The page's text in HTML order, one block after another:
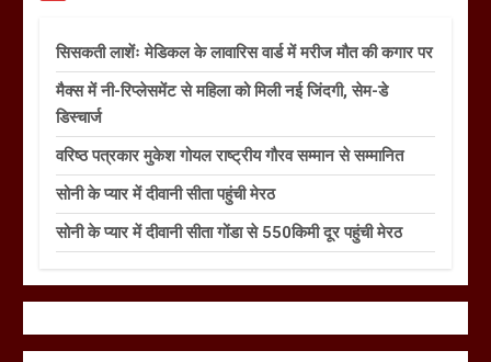
सिसकती लाशेंः मेडिकल के लावारिस वार्ड में मरीज मौत की कगार पर
मैक्स में नी-रिप्लेसमेंट से महिला को मिली नई जिंदगी, सेम-डे
डिस्चार्ज
वरिष्ठ पत्रकार मुकेश गोयल राष्ट्रीय गौरव सम्मान से सम्मानित
सोनी के प्यार में दीवानी सीता पहुंची मेरठ
सोनी के प्यार में दीवानी सीता गोंडा से 550किमी दूर पहुंची मेरठ